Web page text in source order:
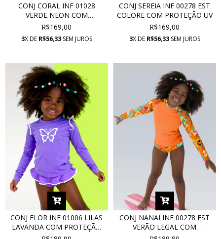
CONJ CORAL INF 01028
VERDE NEON COM
PROTEÇÃO UV
R$169,00
3X DE R$56,33SEM JUROS
CONJ SEREIA INF 00278 EST
COLORE COM PROTEÇÃO UV
R$169,00
3X DE R$56,33SEM JUROS
CONJ FLOR INF 01006 LILAS
LAVANDA COM PROTEÇÃO
UV
CONJ NANAI INF 00278 EST
VERÃO LEGAL COM
PROTEÇÃO UV